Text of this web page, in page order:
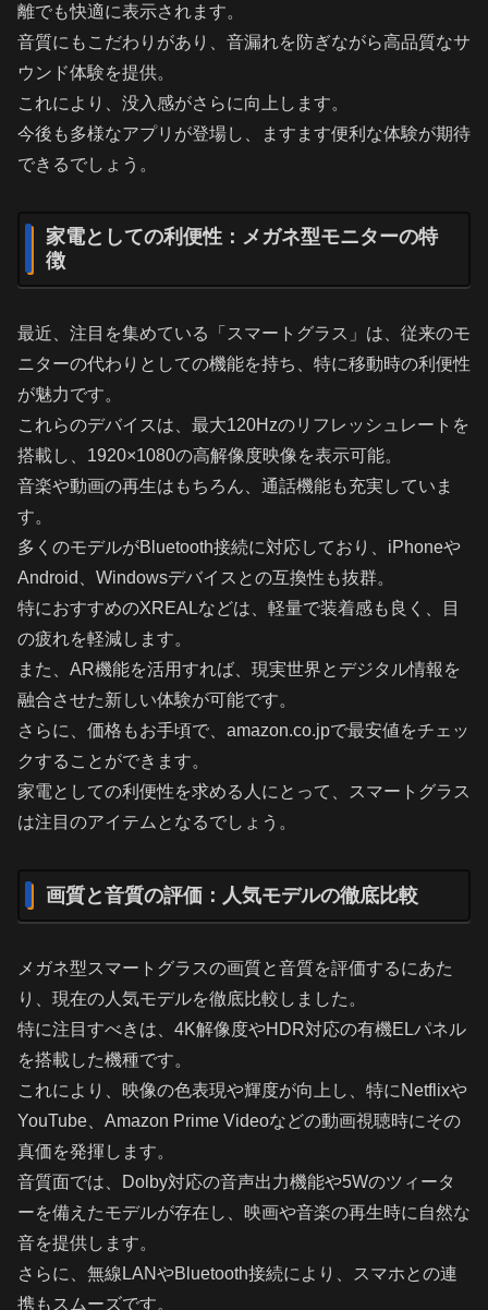
離でも快適に表示されます。
音質にもこだわりがあり、音漏れを防ぎながら高品質なサ
ウンド体験を提供。
これにより、没入感がさらに向上します。
今後も多様なアプリが登場し、ますます便利な体験が期待
できるでしょう。
家電としての利便性：メガネ型モニターの特
徴
最近、注目を集めている「スマートグラス」は、従来のモ
ニターの代わりとしての機能を持ち、特に移動時の利便性
が魅力です。
これらのデバイスは、最大120Hzのリフレッシュレートを
搭載し、1920×1080の高解像度映像を表示可能。
音楽や動画の再生はもちろん、通話機能も充実していま
す。
多くのモデルがBluetooth接続に対応しており、iPhoneや
Android、Windowsデバイスとの互換性も抜群。
特におすすめのXREALなどは、軽量で装着感も良く、目
の疲れを軽減します。
また、AR機能を活用すれば、現実世界とデジタル情報を
融合させた新しい体験が可能です。
さらに、価格もお手頃で、amazon.co.jpで最安値をチェッ
クすることができます。
家電としての利便性を求める人にとって、スマートグラス
は注目のアイテムとなるでしょう。
画質と音質の評価：人気モデルの徹底比較
メガネ型スマートグラスの画質と音質を評価するにあた
り、現在の人気モデルを徹底比較しました。
特に注目すべきは、4K解像度やHDR対応の有機ELパネル
を搭載した機種です。
これにより、映像の色表現や輝度が向上し、特にNetflixや
YouTube、Amazon Prime Videoなどの動画視聴時にその
真価を発揮します。
音質面では、Dolby対応の音声出力機能や5Wのツィータ
ーを備えたモデルが存在し、映画や音楽の再生時に自然な
音を提供します。
さらに、無線LANやBluetooth接続により、スマホとの連
携もスムーズです。